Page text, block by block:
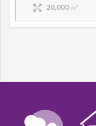
20,000 m²